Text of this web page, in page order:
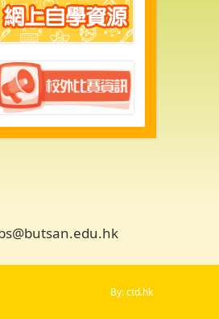
By: ctd.hk